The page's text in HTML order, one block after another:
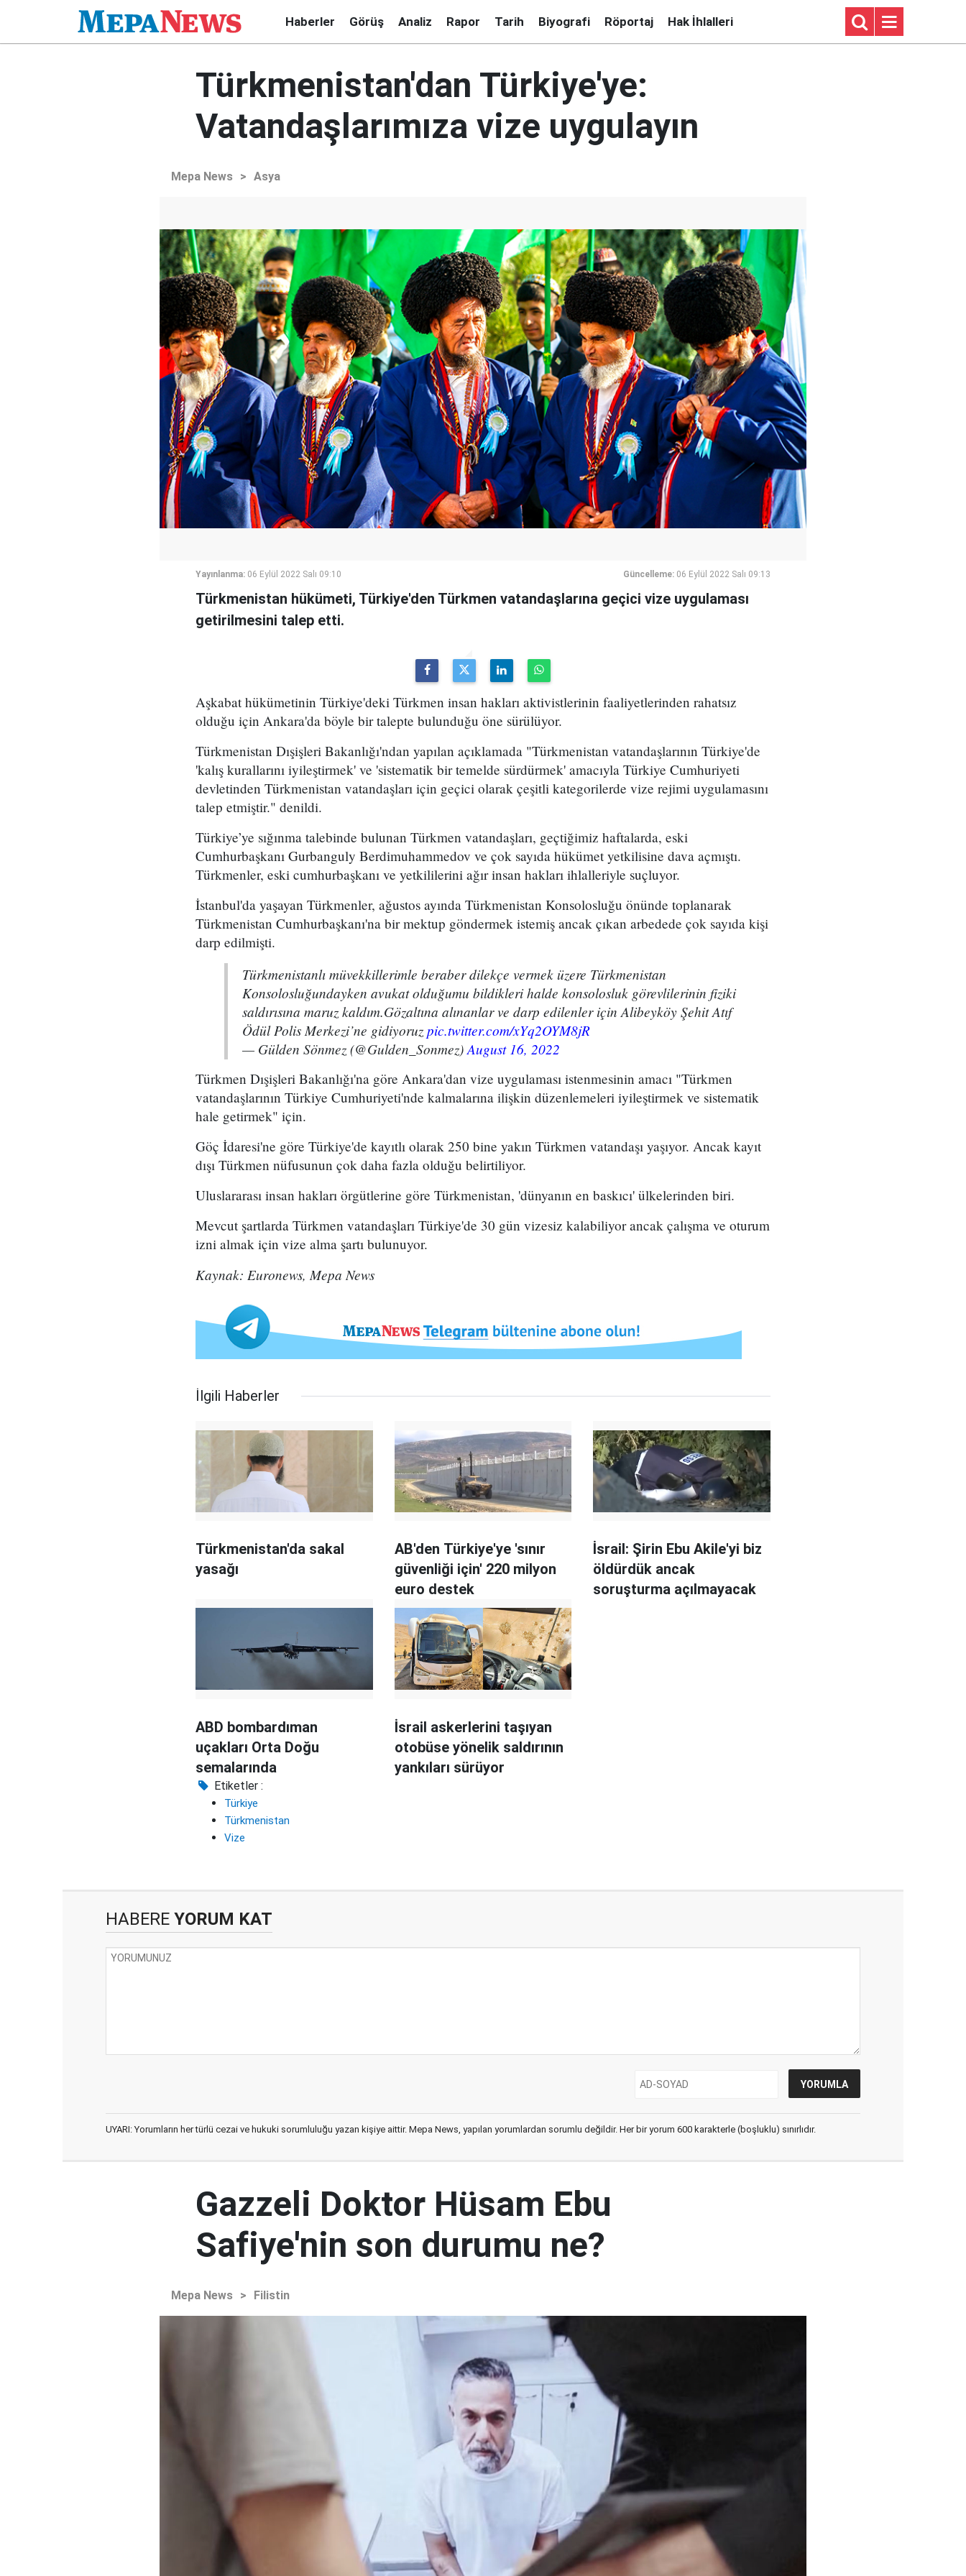
Haberler Görüş Analiz Rapor Tarih Biyografi Röportaj Hak İhlalleri
Türkmenistan'dan Türkiye'ye:
Vatandaşlarımıza vize uygulayın
Mepa News > Asya
Yayınlanma: 06 Eylül 2022 Salı 09:10 Güncelleme: 06 Eylül 2022 Salı 09:13
Türkmenistan hükümeti, Türkiye'den Türkmen vatandaşlarına geçici vize uygulaması
getirilmesini talep etti.
Aşkabat hükümetinin Türkiye'deki Türkmen insan hakları aktivistlerinin faaliyetlerinden rahatsız
olduğu için Ankara'da böyle bir talepte bulunduğu öne sürülüyor.
Türkmenistan Dışişleri Bakanlığı'ndan yapılan açıklamada "Türkmenistan vatandaşlarının Türkiye'de
'kalış kurallarını iyileştirmek' ve 'sistematik bir temelde sürdürmek' amacıyla Türkiye Cumhuriyeti
devletinden Türkmenistan vatandaşları için geçici olarak çeşitli kategorilerde vize rejimi uygulamasını
talep etmiştir." denildi.
Türkiye’ye sığınma talebinde bulunan Türkmen vatandaşları, geçtiğimiz haftalarda, eski
Cumhurbaşkanı Gurbanguly Berdimuhammedov ve çok sayıda hükümet yetkilisine dava açmıştı.
Türkmenler, eski cumhurbaşkanı ve yetkililerini ağır insan hakları ihlalleriyle suçluyor.
İstanbul'da yaşayan Türkmenler, ağustos ayında Türkmenistan Konsolosluğu önünde toplanarak
Türkmenistan Cumhurbaşkanı'na bir mektup göndermek istemiş ancak çıkan arbedede çok sayıda kişi
darp edilmişti.
Türkmenistanlı müvekkillerimle beraber dilekçe vermek üzere Türkmenistan
Konsolosluğundayken avukat olduğumu bildikleri halde konsolosluk görevlilerinin fiziki
saldırısına maruz kaldım.Gözaltına alınanlar ve darp edilenler için Alibeyköy Şehit Atıf
Ödül Polis Merkezi’ne gidiyoruzpic.twitter.com/xYq2OYM8jR
— Gülden Sönmez (@Gulden_Sonmez)August 16, 2022
Türkmen Dışişleri Bakanlığı'na göre Ankara'dan vize uygulaması istenmesinin amacı "Türkmen
vatandaşlarının Türkiye Cumhuriyeti'nde kalmalarına ilişkin düzenlemeleri iyileştirmek ve sistematik
hale getirmek" için.
Göç İdaresi'ne göre Türkiye'de kayıtlı olarak 250 bine yakın Türkmen vatandaşı yaşıyor. Ancak kayıt
dışı Türkmen nüfusunun çok daha fazla olduğu belirtiliyor.
Uluslararası insan hakları örgütlerine göre Türkmenistan, 'dünyanın en baskıcı' ülkelerinden biri.
Mevcut şartlarda Türkmen vatandaşları Türkiye'de 30 gün vizesiz kalabiliyor ancak çalışma ve oturum
izni almak için vize alma şartı bulunuyor.
Kaynak: Euronews, Mepa News
İlgili Haberler
Türkmenistan'da sakal
yasağı
AB'den Türkiye'ye 'sınır
güvenliği için' 220 milyon
euro destek
İsrail: Şirin Ebu Akile'yi biz
öldürdük ancak
soruşturma açılmayacak
ABD bombardıman
uçakları Orta Doğu
semalarında
İsrail askerlerini taşıyan
otobüse yönelik saldırının
yankıları sürüyor
Etiketler :
Türkiye
Türkmenistan
Vize
HABERE YORUM KAT
UYARI: Yorumların her türlü cezai ve hukuki sorumluluğu yazan kişiye aittir. Mepa News, yapılan yorumlardan sorumlu değildir. Her bir yorum 600 karakterle (boşluklu) sınırlıdır.
Gazzeli Doktor Hüsam Ebu
Safiye'nin son durumu ne?
Mepa News > Filistin